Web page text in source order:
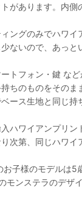
があります。内側
ングのみでハワイ
ないので、あっと
トフォン・鍵 な
ちのものをそのま
ース生地と同じ持
ハワイアンプリン
次第、同じハワイ
お子様のモデルは5
モンステラのデザ